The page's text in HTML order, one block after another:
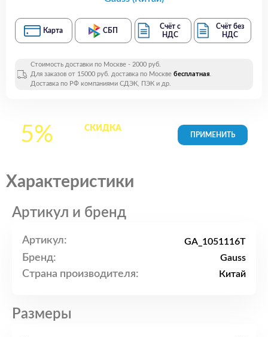
Карта СБП
Счёт с
НДС
Счёт без
НДС
Стоимость доставки по Москве - 2000 руб.
Для заказов от 15000 руб. доставка по Москве бесплатная.
Доставка по РФ компаниями СДЭК, ПЭК и др.
5% СКИДКАна все
Характеристики
Артикул и бренд
Артикул: GA_1051116T
Бренд: Gauss
Страна производителя: Китай
Размеры